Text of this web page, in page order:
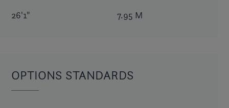
26'1" 7.95 M
OPTIONS STANDARDS